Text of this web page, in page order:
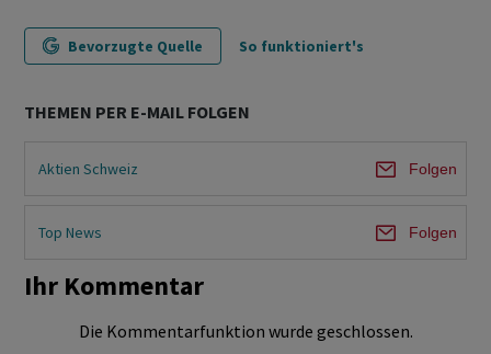
Bevorzugte Quelle So funktioniert's
THEMEN PER E-MAIL FOLGEN
Aktien Schweiz Folgen
Top News Folgen
Ihr Kommentar
Die Kommentarfunktion wurde geschlossen.